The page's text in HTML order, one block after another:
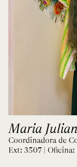
Maria
Coordinadora de
Ext: 3507 | Oficina: